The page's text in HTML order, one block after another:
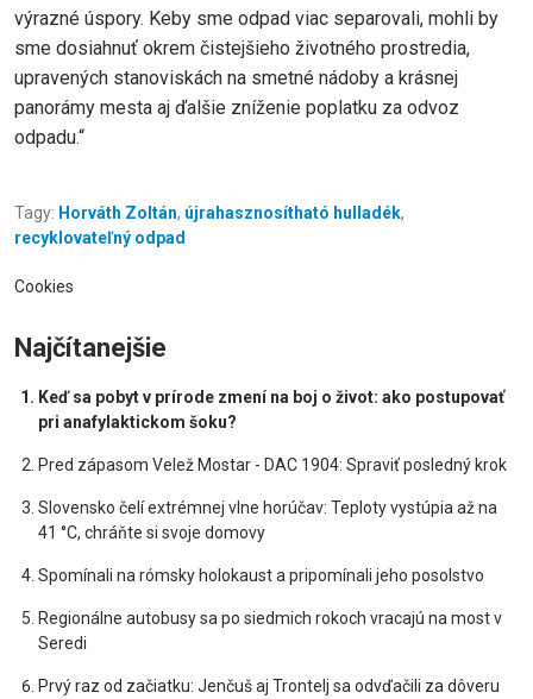
výrazné úspory. Keby sme odpad viac separovali, mohli by
sme dosiahnuť okrem čistejšieho životného prostredia,
upravených stanoviskách na smetné nádoby a krásnej
panorámy mesta aj ďalšie zníženie poplatku za odvoz
odpadu.“
Tagy: Horváth Zoltán, újrahasznosítható hulladék,
recyklovateľný odpad
Cookies
Najčítanejšie
Keď sa pobyt v prírode zmení na boj o život: ako postupovať
pri anafylaktickom šoku?
Pred zápasom Velež Mostar - DAC 1904: Spraviť posledný krok
Slovensko čelí extrémnej vlne horúčav: Teploty vystúpia až na
41 °C, chráňte si svoje domovy
Spomínali na rómsky holokaust a pripomínali jeho posolstvo
Regionálne autobusy sa po siedmich rokoch vracajú na most v
Seredi
Prvý raz od začiatku: Jenčuš aj Trontelj sa odvďačili za dôveru